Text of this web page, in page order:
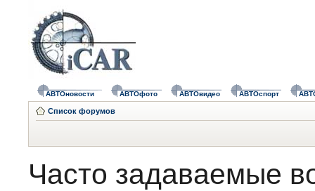
АВТОновости АВТОфото АВТОвидео АВТОспорт
Список форумов
Часто задаваемые